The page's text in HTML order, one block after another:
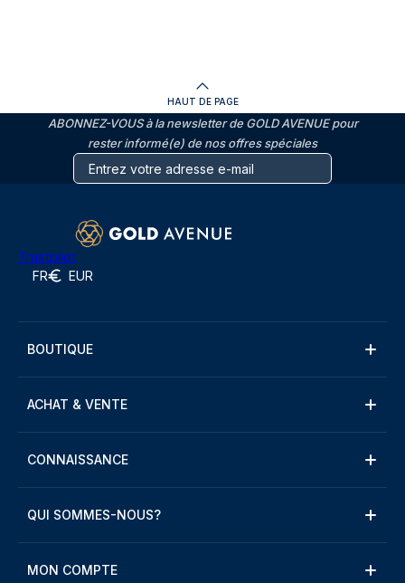
HAUT DE PAGE
ABONNEZ-VOUS à la newsletter de GOLD AVENUE pour
rester informé(e) de nos offres spéciales
Trustpilot
FR EUR
BOUTIQUE
ACHAT & VENTE
CONNAISSANCE
QUI SOMMES-NOUS?
MON COMPTE